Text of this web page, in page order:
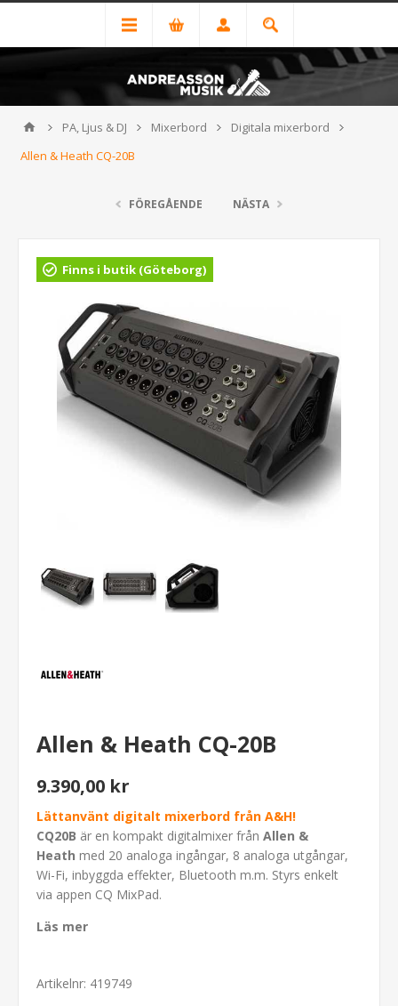
PA, Ljus & DJ Mixerbord
Digitala mixerbord
Allen & Heath CQ-20B
FÖREGÅENDE NÄSTA
Finns i butik (Göteborg)
Allen & Heath CQ-20B
9.390,00 kr
Lättanvänt digitalt mixerbord från A&H!
CQ20B är en kompakt digitalmixer från Allen &
Heath med 20 analoga ingångar, 8 analoga utgångar,
Wi-Fi, inbyggda effekter, Bluetooth m.m. Styrs enkelt
via appen CQ MixPad.
Läs mer
Artikelnr: 419749